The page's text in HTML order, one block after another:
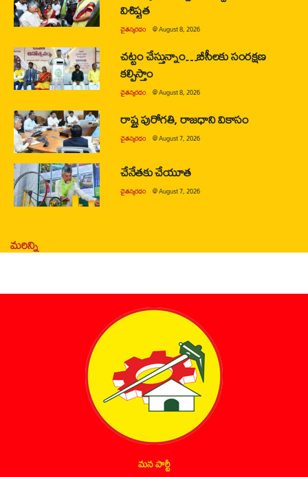
విశిష్టత
చైతన్యరధం @August 8, 2026
చట్టం చేస్తున్నాం…బీసీలకు సంరక్షణ
కల్పిస్తాం
చైతన్యరధం @August 8, 2026
రాష్ట్ర పురోగతి, రాజధాని వికాసం
చైతన్యరధం @August 7, 2026
చేనేతకు చేయూత
చైతన్యరధం @August 7, 2026
మరిన్ని
మన పార్టీ